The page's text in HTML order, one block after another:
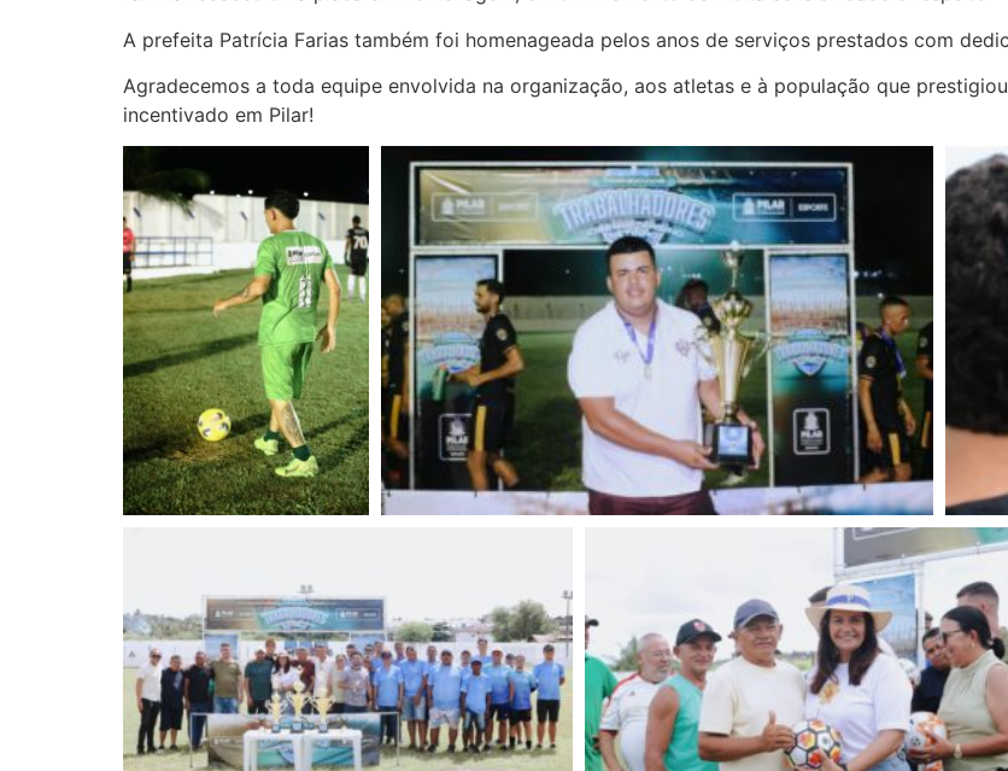
A prefeita Patrícia Farias também foi homenageada pelos anos de serviços prestados com
Agradecemos a toda equipe envolvida na organização, aos atletas e à população que
incentivado em Pilar!